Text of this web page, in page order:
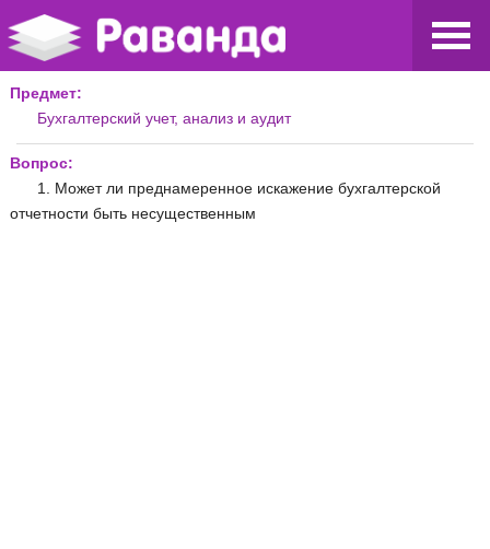
Предмет:
Бухгалтерский учет, анализ и аудит
Вопрос:
1. Может ли преднамеренное искажение бухгалтерской
отчетности быть несущественным